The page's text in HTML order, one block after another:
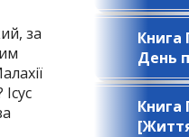
за
Книга
День
Книга